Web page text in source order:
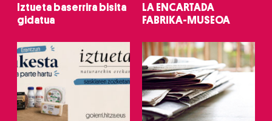
Iztueta baserrira bisita
gidatua
LA ENCARTADA
FABRIKA-MUSEOA